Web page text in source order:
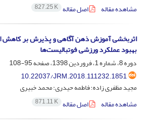
مشاهده مقاله
اصل مقاله 827.25 K
اثربخشی آموزش ذهن آگاهی و پذیرش بر
بهبود عملکرد ورزشی فوتبالیست‌ها
دوره 8، شماره 1، فروردین 1398، صفحه
95-108
10.22037/JRM.2018.111232.1851
مجید مظفری زاده؛ فاطمه حیدری؛ محمد خبیری
مشاهده مقاله
اصل مقاله 871.11 K